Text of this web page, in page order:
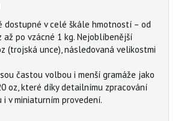
dostupné v celé škále hmotností – od
až po vzácné 1 kg. Nejoblíbenější
(trojská unce), následovaná velikostmi
častou volbou i menší gramáže jako
oz, které díky detailnímu zpracování
v miniaturním provedení.